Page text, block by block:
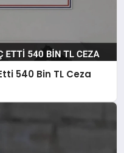
540 Bin TL Ceza